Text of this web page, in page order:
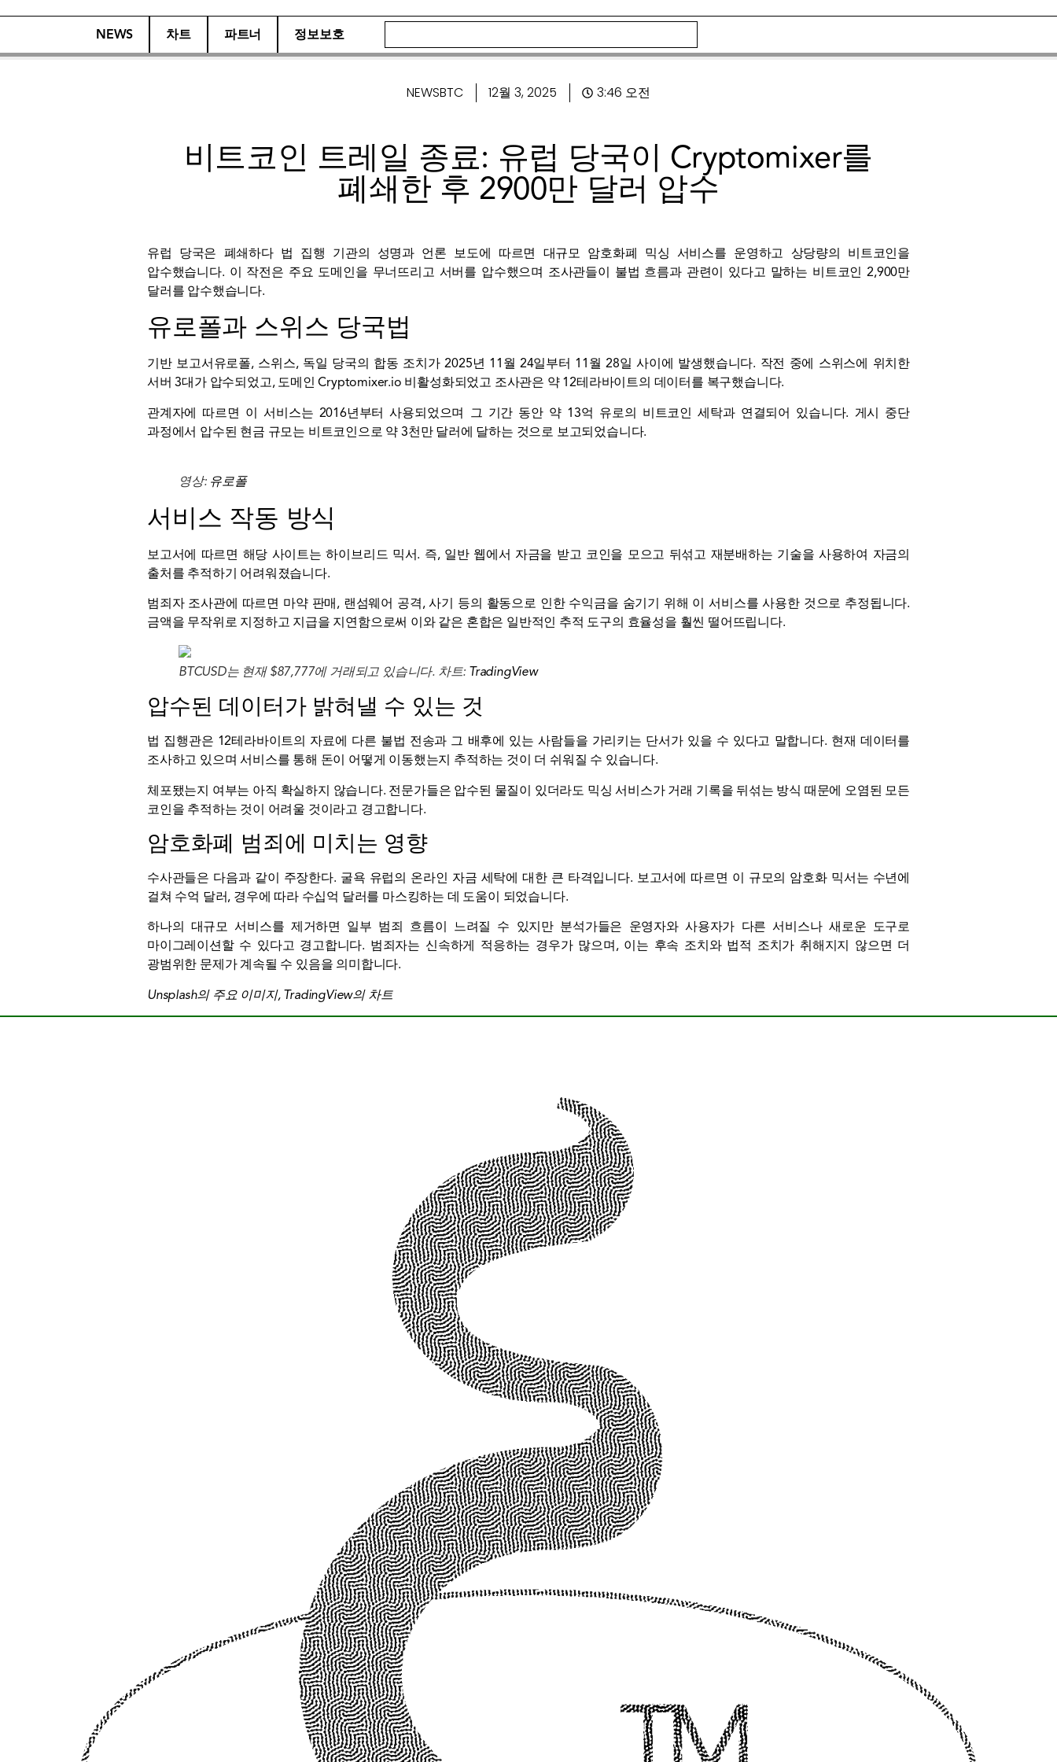
NEWS 차트 파트너 정보보호
NEWSBTC 12월 3, 2025 3:46 오전
비트코인 트레일 종료: 유럽 당국이 Cryptomixer를
폐쇄한 후 2900만 달러 압수
유럽 ​​당국은 폐쇄하다법 집행 기관의 성명과 언론 보도에 따르면 대규모 암호화폐 믹싱 서비스를 운영하고 상당량의 비트코인을
압수했습니다. 이 작전은 주요 도메인을 무너뜨리고 서버를 압수했으며 조사관들이 불법 흐름과 관련이 있다고 말하는 비트코인 ​​2,900만
달러를 압수했습니다.
유로폴과 스위스 당국법
기반 보고서 유로폴, 스위스, 독일 당국의 합동 조치가 2025년 11월 24일부터 11월 28일 사이에 발생했습니다. 작전 중에 스위스에 위치한
서버 3대가 압수되었고, 도메인Cryptomixer.io 비활성화되었고 조사관은 약 12테라바이트의 데이터를 복구했습니다.
관계자에 따르면 이 서비스는 2016년부터 사용되었으며 그 기간 동안 약 13억 유로의 비트코인 ​​세탁과 연결되어 있습니다. 게시 중단
과정에서 압수된 현금 규모는 비트코인으로 약 3천만 달러에 달하는 것으로 보고되었습니다.
영상: 유로폴
서비스 작동 방식
보고서에 따르면 해당 사이트는하이브리드 믹서. 즉, 일반 웹에서 자금을 받고 코인을 모으고 뒤섞고 재분배하는 기술을 사용하여 자금의
출처를 추적하기 어려워졌습니다.
범죄자조사관에 따르면 마약 판매, 랜섬웨어 공격, 사기 등의 활동으로 인한 수익금을 숨기기 위해 이 서비스를 사용한 것으로 추정됩니다.
금액을 무작위로 지정하고 지급을 지연함으로써 이와 같은 혼합은 일반적인 추적 도구의 효율성을 훨씬 떨어뜨립니다.
BTCUSD는 현재 $87,777에 거래되고 있습니다. 차트: TradingView
압수된 데이터가 밝혀낼 수 있는 것
법 집행관은 12테라바이트의 자료에 다른 불법 전송과 그 배후에 있는 사람들을 가리키는 단서가 있을 수 있다고 말합니다. 현재 데이터를
조사하고 있으며 서비스를 통해 돈이 어떻게 이동했는지 추적하는 것이 더 쉬워질 수 있습니다.
체포됐는지 여부는 아직 확실하지 않습니다. 전문가들은 압수된 물질이 있더라도 믹싱 서비스가 거래 기록을 뒤섞는 방식 때문에 오염된 모든
코인을 추적하는 것이 어려울 것이라고 경고합니다.
암호화폐 범죄에 미치는 영향
수사관들은 다음과 같이 주장한다. 굴욕 유럽의 온라인 자금 세탁에 대한 큰 타격입니다. 보고서에 따르면 이 규모의 암호화 믹서는 수년에
걸쳐 수억 달러, 경우에 따라 수십억 달러를 마스킹하는 데 도움이 되었습니다.
하나의 대규모 서비스를 제거하면 일부 범죄 흐름이 느려질 수 있지만 분석가들은 운영자와 사용자가 다른 서비스나 새로운 도구로
마이그레이션할 수 있다고 경고합니다. 범죄자는 신속하게 적응하는 경우가 많으며, 이는 후속 조치와 법적 조치가 취해지지 않으면 더
광범위한 문제가 계속될 수 있음을 의미합니다.
Unsplash의 주요 이미지, TradingView의 차트